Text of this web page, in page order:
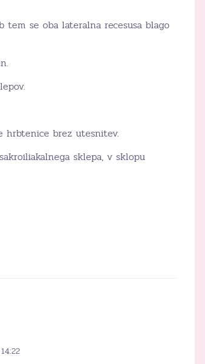
tem se oba lateralna recesusa blago
hrbtenice brez utesnitev.
sklepa, v sklopu